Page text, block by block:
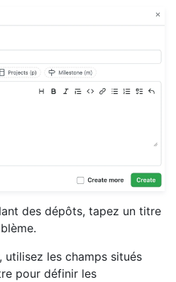
des dépôts, tapez un titre
utilisez les champs situés
pour définir les